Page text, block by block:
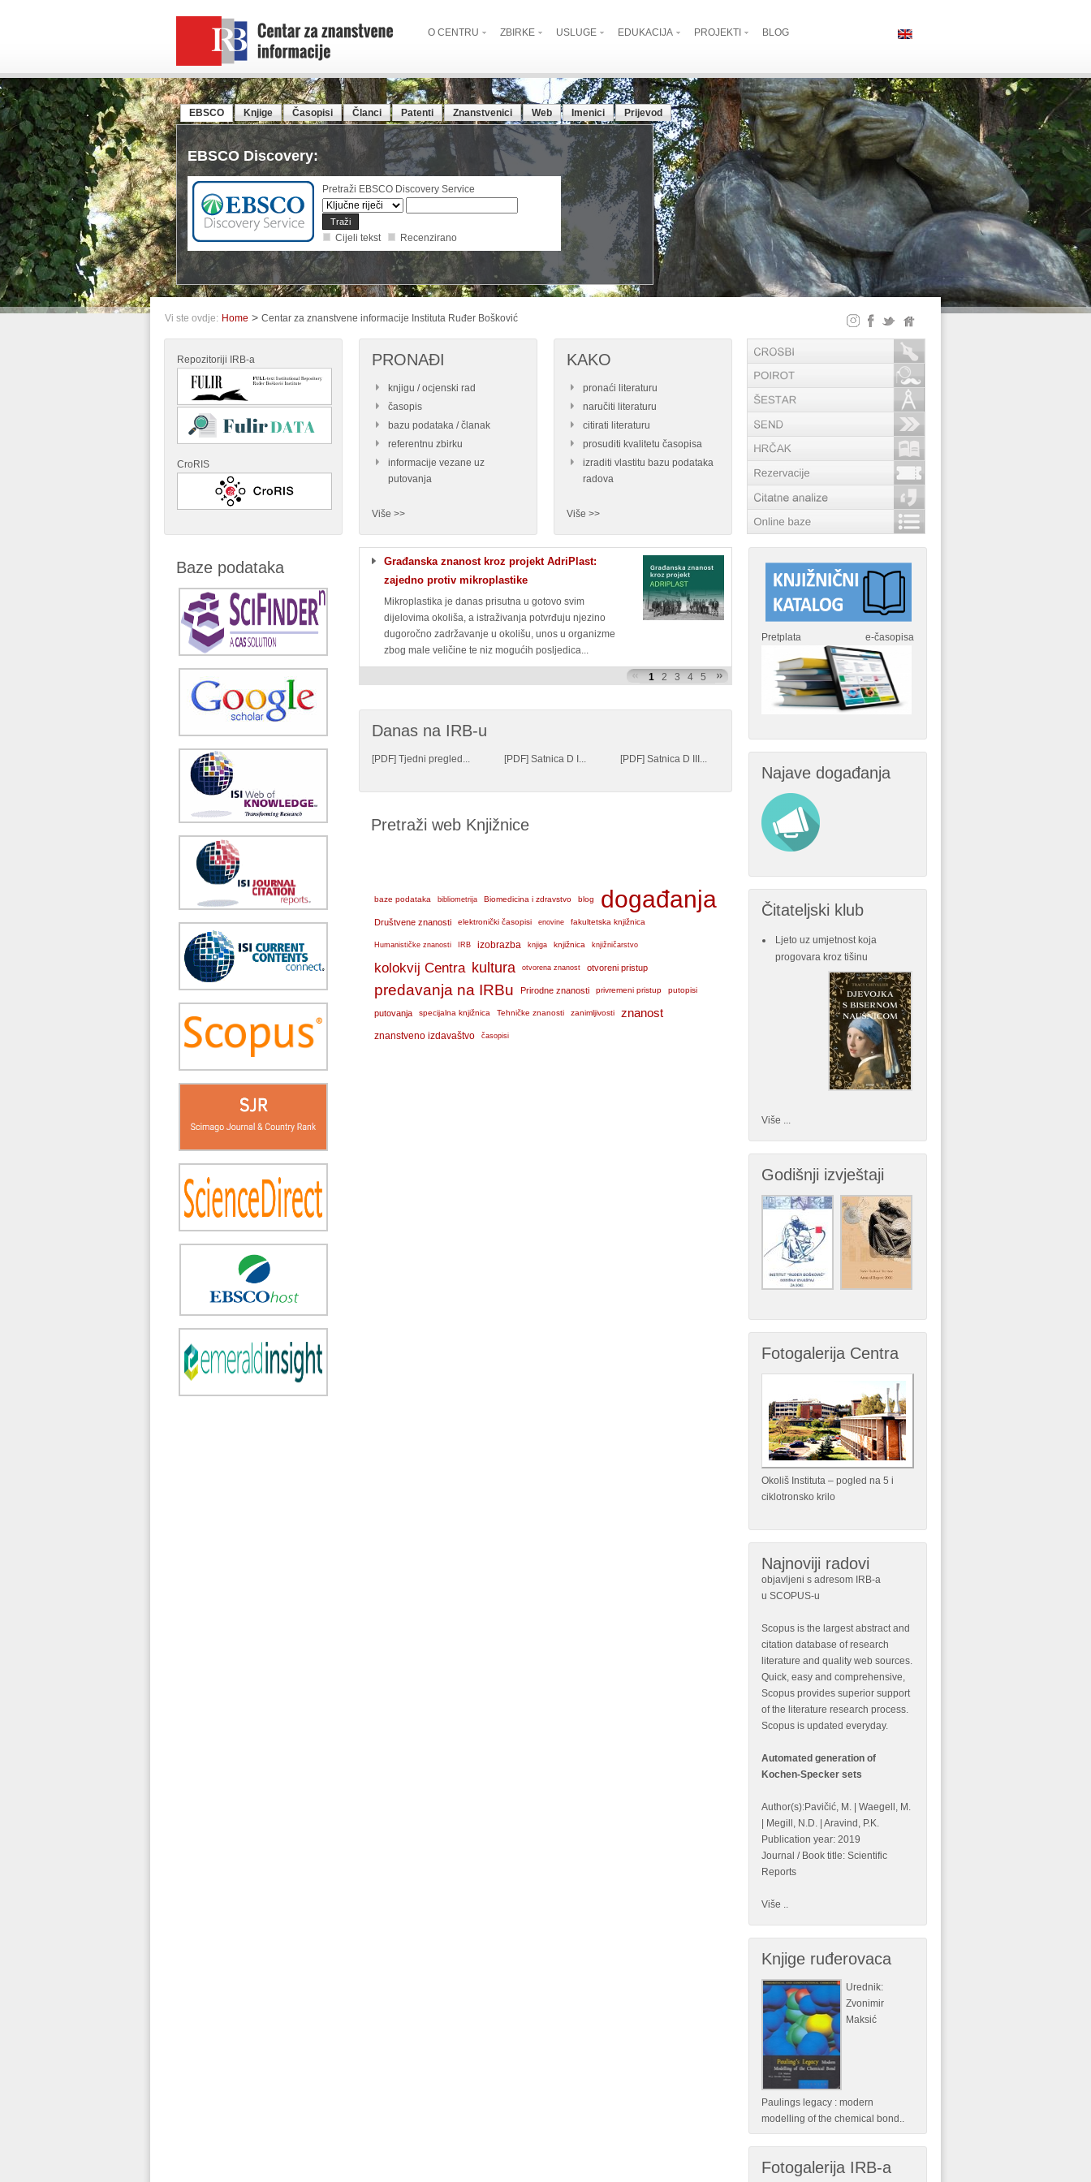
O CENTRU ZBIRKE USLUGE EDUKACIJA PROJEKTI BLOG
EBSCO Knjige Časopisi Članci Patenti Znanstvenici Web Imenici Prijevod
EBSCO Discovery:
Pretraži EBSCO Discovery Service
Cijeli tekst Recenzirano
Vi ste ovdje: Home > Centar za znanstvene informacije Instituta Ruđer Bošković
Repozitoriji IRB-a
CroRIS
PRONAĐI
knjigu / ocjenski rad
časopis
bazu podataka / članak
referentnu zbirku
informacije vezane uz
putovanja
Više >>
KAKO
pronaći literaturu
naručiti literaturu
citirati literaturu
prosuditi kvalitetu časopisa
izraditi vlastitu bazu podataka
radova
Više >>
Baze podataka
Građanska znanost kroz projekt AdriPlast:
zajedno protiv mikroplastike
Mikroplastika je danas prisutna u gotovo svim
dijelovima okoliša, a istraživanja potvrđuju njezino
dugoročno zadržavanje u okolišu, unos u organizme
zbog male veličine te niz mogućih posljedica...
1 2 3 4 5
Danas na IRB-u
[PDF] Tjedni pregled... [PDF] Satnica D I... [PDF] Satnica D III...
Pretraži web Knjižnice
baze podataka bibliometrija Biomedicina i zdravstvo blog događanja
Društvene znanosti elektronički časopisi enovine fakultetska knjižnica
Humanističke znanosti IRB izobrazba knjiga knjižnica knjižničarstvo
kolokvij Centra kultura otvorena znanost otvoreni pristup
predavanja na IRBu Prirodne znanosti privremeni pristup putopisi
putovanja specijalna knjižnica Tehničke znanosti zanimljivosti znanost
znanstveno izdavaštvo časopisi
Pretplata e-časopisa
Najave događanja
Čitateljski klub
Ljeto uz umjetnost koja
progovara kroz tišinu
Više ...
Godišnji izvještaji
Fotogalerija Centra
Okoliš Instituta – pogled na 5 i
ciklotronsko krilo
Najnoviji radovi
objavljeni s adresom IRB-a
u SCOPUS-u
Scopus is the largest abstract and
citation database of research
literature and quality web sources.
Quick, easy and comprehensive,
Scopus provides superior support
of the literature research process.
Scopus is updated everyday.
Automated generation of
Kochen-Specker sets
Author(s):Pavičić, M. | Waegell, M.
| Megill, N.D. | Aravind, P.K.
Publication year: 2019
Journal / Book title: Scientific
Reports
Više ..
Knjige ruđerovaca
Urednik:
Zvonimir
Maksić
Paulings legacy : modern
modelling of the chemical bond..
Fotogalerija IRB-a